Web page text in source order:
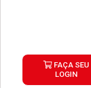
FAÇA SEU
LOGIN